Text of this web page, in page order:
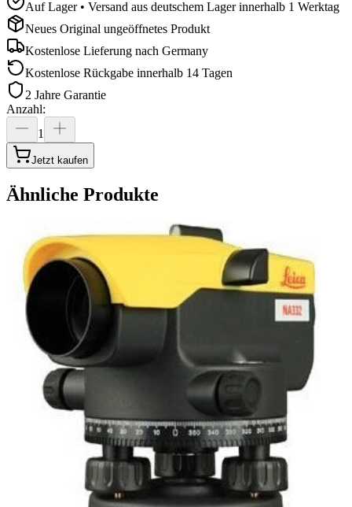
Auf Lager • Versand aus deutschem Lager innerhalb 1 Werktag
Neues Original ungeöffnetes Produkt
Kostenlose Lieferung nach Germany
Kostenlose Rückgabe innerhalb 14 Tagen
2 Jahre Garantie
Anzahl:
1
Jetzt kaufen
Ähnliche Produkte